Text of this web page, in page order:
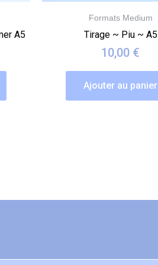
A5
Formats Medium
Tirage ~ Piu ~ A5
10,00 €
Ajouter au panier